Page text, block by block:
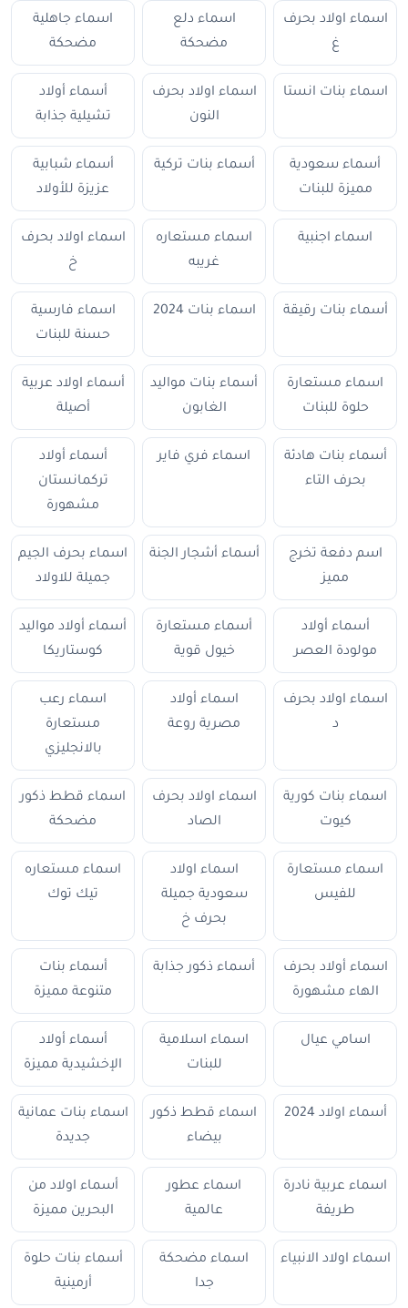
اسماء اولاد بحرف
غ
اسماء دلع
مضحكة
اسماء جاهلية
مضحكة
اسماء بنات انستا
اسماء اولاد بحرف
النون
أسماء أولاد
تشيلية جذابة
أسماء سعودية
مميزة للبنات
أسماء بنات تركية
أسماء شبابية
عزيزة للأولاد
اسماء اجنبية
اسماء مستعاره
غريبه
اسماء اولاد بحرف
خ
أسماء بنات رقيقة اسماء بنات 2024
اسماء فارسية
حسنة للبنات
اسماء مستعارة
حلوة للبنات
أسماء بنات مواليد
الغابون
أسماء اولاد عربية
أصيلة
أسماء بنات هادئة
بحرف التاء
اسماء فري فاير
أسماء أولاد
تركمانستان
مشهورة
اسم دفعة تخرج
مميز
أسماء أشجار الجنة
اسماء بحرف الجيم
جميلة للاولاد
أسماء أولاد
مولودة العصر
أسماء مستعارة
خيول قوية
أسماء أولاد مواليد
كوستاريكا
اسماء اولاد بحرف
د
اسماء أولاد
مصرية روعة
اسماء رعب
مستعارة
بالانجليزي
اسماء بنات كورية
كيوت
اسماء اولاد بحرف
الصاد
اسماء قطط ذكور
مضحكة
اسماء مستعارة
للفيس
اسماء اولاد
سعودية جميلة
بحرف خ
اسماء مستعاره
تيك توك
اسماء أولاد بحرف
الهاء مشهورة
أسماء ذكور جذابة
أسماء بنات
متنوعة مميزة
اسامي عيال
اسماء اسلامية
للبنات
أسماء أولاد
الإخشيدية مميزة
أسماء اولاد 2024
اسماء قطط ذكور
بيضاء
اسماء بنات عمانية
جديدة
اسماء عربية نادرة
طريفة
اسماء عطور
عالمية
أسماء اولاد من
البحرين مميزة
اسماء اولاد الانبياء
اسماء مضحكة
جدا
أسماء بنات حلوة
أرمينية